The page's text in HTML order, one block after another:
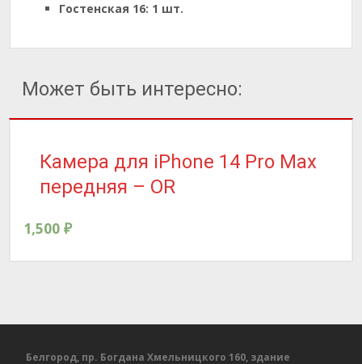
Гостенская 16: 1 шт.
Может быть интересно:
Камера для iPhone 14 Pro Max
передняя – OR
1,500 ₽
Белгород, пр. Богдана Хмельницкого 160, здание